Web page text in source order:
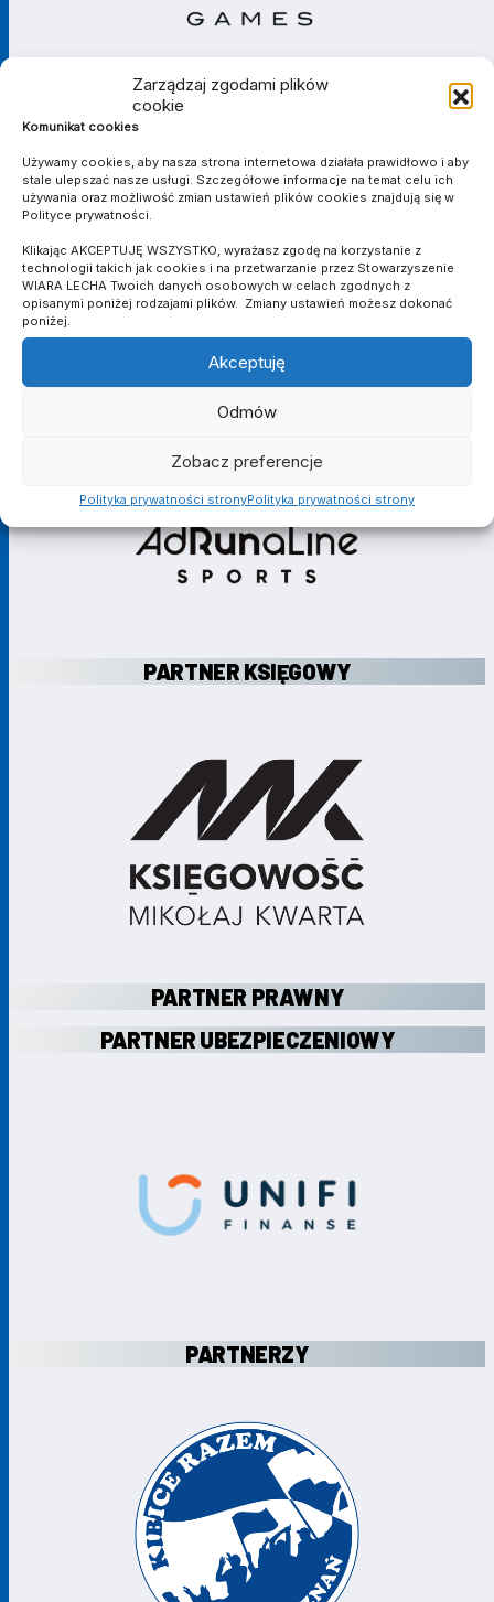
Zarządzaj zgodami plików
cookie
Komunikat cookies
Używamy cookies, aby nasza strona internetowa działała prawidłowo i aby
stale ulepszać nasze usługi. Szczegółowe informacje na temat celu ich
używania oraz możliwość zmian ustawień plików cookies znajdują się w
Polityce prywatności.
Klikając AKCEPTUJĘ WSZYSTKO, wyrażasz zgodę na korzystanie z
technologii takich jak cookies i na przetwarzanie przez Stowarzyszenie
WIARA LECHA Twoich danych osobowych w celach zgodnych z
opisanymi poniżej rodzajami plików. Zmiany ustawień możesz dokonać
poniżej.
Akceptuję
Odmów
Zobacz preferencje
Polityka prywatności stronyPolityka prywatności strony
PARTNER TECHNICZNY
PARTNER KSIĘGOWY
PARTNER PRAWNY
PARTNER UBEZPIECZENIOWY
PARTNERZY